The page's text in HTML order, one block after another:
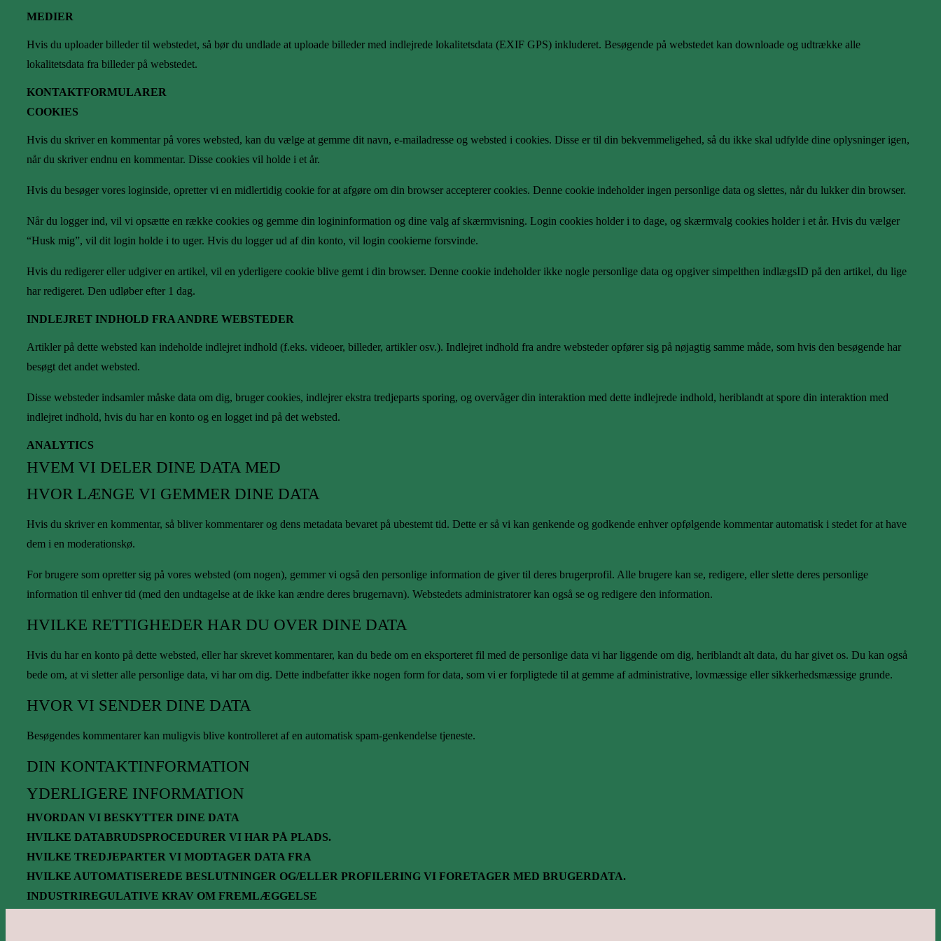
MEDIER
Hvis du uploader billeder til webstedet, så bør du undlade at uploade billeder med indlejrede lokalitetsdata (EXIF GPS) inkluderet. Besøgende på webstedet kan downloade og udtrække alle
lokalitetsdata fra billeder på webstedet.
KONTAKTFORMULARER
COOKIES
Hvis du skriver en kommentar på vores websted, kan du vælge at gemme dit navn, e-mailadresse og websted i cookies. Disse er til din bekvemmeligehed, så du ikke skal udfylde dine oplysninger igen,
når du skriver endnu en kommentar. Disse cookies vil holde i et år.
Hvis du besøger vores loginside, opretter vi en midlertidig cookie for at afgøre om din browser accepterer cookies. Denne cookie indeholder ingen personlige data og slettes, når du lukker din browser.
Når du logger ind, vil vi opsætte en række cookies og gemme din logininformation og dine valg af skærmvisning. Login cookies holder i to dage, og skærmvalg cookies holder i et år. Hvis du vælger
“Husk mig”, vil dit login holde i to uger. Hvis du logger ud af din konto, vil login cookierne forsvinde.
Hvis du redigerer eller udgiver en artikel, vil en yderligere cookie blive gemt i din browser. Denne cookie indeholder ikke nogle personlige data og opgiver simpelthen indlægsID på den artikel, du lige
har redigeret. Den udløber efter 1 dag.
INDLEJRET INDHOLD FRA ANDRE WEBSTEDER
Artikler på dette websted kan indeholde indlejret indhold (f.eks. videoer, billeder, artikler osv.). Indlejret indhold fra andre websteder opfører sig på nøjagtig samme måde, som hvis den besøgende har
besøgt det andet websted.
Disse websteder indsamler måske data om dig, bruger cookies, indlejrer ekstra tredjeparts sporing, og overvåger din interaktion med dette indlejrede indhold, heriblandt at spore din interaktion med
indlejret indhold, hvis du har en konto og en logget ind på det websted.
ANALYTICS
HVEM VI DELER DINE DATA MED
HVOR LÆNGE VI GEMMER DINE DATA
Hvis du skriver en kommentar, så bliver kommentarer og dens metadata bevaret på ubestemt tid. Dette er så vi kan genkende og godkende enhver opfølgende kommentar automatisk i stedet for at have
dem i en moderationskø.
For brugere som opretter sig på vores websted (om nogen), gemmer vi også den personlige information de giver til deres brugerprofil. Alle brugere kan se, redigere, eller slette deres personlige
information til enhver tid (med den undtagelse at de ikke kan ændre deres brugernavn). Webstedets administratorer kan også se og redigere den information.
HVILKE RETTIGHEDER HAR DU OVER DINE DATA
Hvis du har en konto på dette websted, eller har skrevet kommentarer, kan du bede om en eksporteret fil med de personlige data vi har liggende om dig, heriblandt alt data, du har givet os. Du kan også
bede om, at vi sletter alle personlige data, vi har om dig. Dette indbefatter ikke nogen form for data, som vi er forpligtede til at gemme af administrative, lovmæssige eller sikkerhedsmæssige grunde.
HVOR VI SENDER DINE DATA
Besøgendes kommentarer kan muligvis blive kontrolleret af en automatisk spam-genkendelse tjeneste.
DIN KONTAKTINFORMATION
YDERLIGERE INFORMATION
HVORDAN VI BESKYTTER DINE DATA
HVILKE DATABRUDSPROCEDURER VI HAR PÅ PLADS.
HVILKE TREDJEPARTER VI MODTAGER DATA FRA
HVILKE AUTOMATISEREDE BESLUTNINGER OG/ELLER PROFILERING VI FORETAGER MED BRUGERDATA.
INDUSTRIREGULATIVE KRAV OM FREMLÆGGELSE